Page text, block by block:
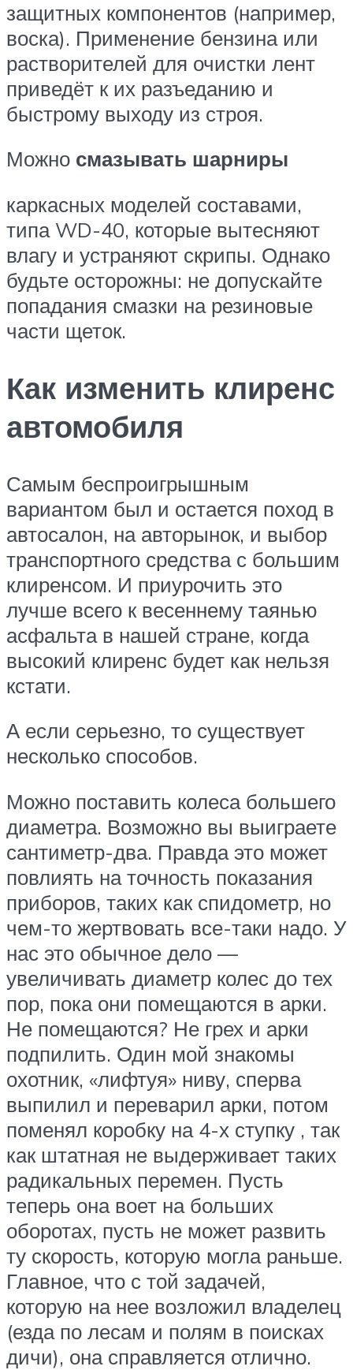
защитных компонентов (например,
воска). Применение бензина или
растворителей для очистки лент
приведёт к их разъеданию и
быстрому выходу из строя.
Можно смазывать шарниры
каркасных моделей составами,
типа WD-40, которые вытесняют
влагу и устраняют скрипы. Однако
будьте осторожны: не допускайте
попадания смазки на резиновые
части щеток.
Как изменить клиренс
автомобиля
Самым беспроигрышным
вариантом был и остается поход в
автосалон, на авторынок, и выбор
транспортного средства с большим
клиренсом. И приурочить это
лучше всего к весеннему таянью
асфальта в нашей стране, когда
высокий клиренс будет как нельзя
кстати.
А если серьезно, то существует
несколько способов.
Можно поставить колеса большего
диаметра. Возможно вы выиграете
сантиметр-два. Правда это может
повлиять на точность показания
приборов, таких как спидометр, но
чем-то жертвовать все-таки надо. У
нас это обычное дело —
увеличивать диаметр колес до тех
пор, пока они помещаются в арки.
Не помещаются? Не грех и арки
подпилить. Один мой знакомы
охотник, «лифтуя» ниву, сперва
выпилил и переварил арки, потом
поменял коробку на 4-х ступку , так
как штатная не выдерживает таких
радикальных перемен. Пусть
теперь она воет на больших
оборотах, пусть не может развить
ту скорость, которую могла раньше.
Главное, что с той задачей,
которую на нее возложил владелец
(езда по лесам и полям в поисках
дичи), она справляется отлично.